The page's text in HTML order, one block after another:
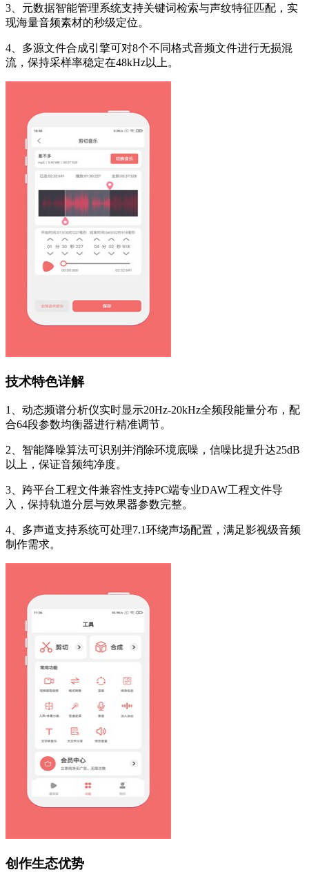
3、元数据智能管理系统支持关键词检索与声纹特征匹配，实
现海量音频素材的秒级定位。
4、多源文件合成引擎可对8个不同格式音频文件进行无损混
流，保持采样率稳定在48kHz以上。
技术特色详解
1、动态频谱分析仪实时显示20Hz-20kHz全频段能量分布，配
合64段参数均衡器进行精准调节。
2、智能降噪算法可识别并消除环境底噪，信噪比提升达25dB
以上，保证音频纯净度。
3、跨平台工程文件兼容性支持PC端专业DAW工程文件导
入，保持轨道分层与效果器参数完整。
4、多声道支持系统可处理7.1环绕声场配置，满足影视级音频
制作需求。
创作生态优势